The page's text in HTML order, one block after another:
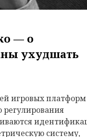
— о
ухудшать
игровых платформ
регулирования
систему,